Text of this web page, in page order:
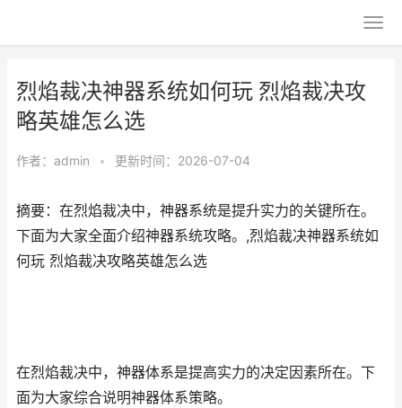
烈焰裁决神器系统如何玩 烈焰裁决攻
略英雄怎么选
作者： admin • 更新时间：2026-07-04
摘要：在烈焰裁决中，神器系统是提升实力的关键所在。
下面为大家全面介绍神器系统攻略。,烈焰裁决神器系统如
何玩 烈焰裁决攻略英雄怎么选
在烈焰裁决中，神器体系是提高实力的决定因素所在。下
面为大家综合说明神器体系策略。